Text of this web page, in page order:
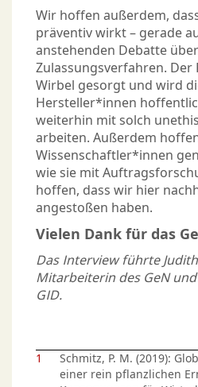
Wir hoffen außerdem,
präventiv wirkt – gerade
anstehenden Debatte
Zulassungsverfahren. Der
Wirbel gesorgt und wird
Hersteller*innen
weiterhin mit solch
arbeiten. Außerdem
Wissenschaftler*innen
wie sie mit
hoffen, dass wir hier
angestoßen haben.
Vielen Dank für das
Das Interview führte
Mitarbeiterin des GeN
GID.
1
Schmitz, P. M. (2019):
einer rein pflanzlichen